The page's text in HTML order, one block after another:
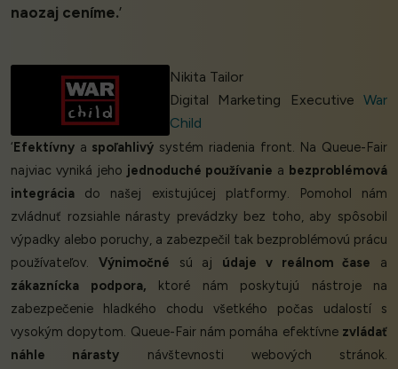
naozaj ceníme.’
Nikita Tailor
Digital Marketing Executive War
Child
‘ Efektívny a spoľahlivý systém riadenia front. Na Queue-Fair
najviac vyniká jeho jednoduché používanie a bezproblémová
integrácia do našej existujúcej platformy. Pomohol nám
zvládnuť rozsiahle nárasty prevádzky bez toho, aby spôsobil
výpadky alebo poruchy, a zabezpečil tak bezproblémovú prácu
používateľov. Výnimočné sú aj údaje v reálnom čase a
zákaznícka podpora, ktoré nám poskytujú nástroje na
zabezpečenie hladkého chodu všetkého počas udalostí s
vysokým dopytom. Queue-Fair nám pomáha efektívne zvládať
náhle nárasty návštevnosti webových stránok.